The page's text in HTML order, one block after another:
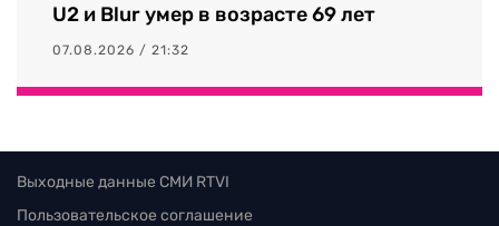
U2 и Blur умер в возрасте 69 лет
07.08.2026 / 21:32
Выходные данные СМИ RTVI
Пользовательское соглашение